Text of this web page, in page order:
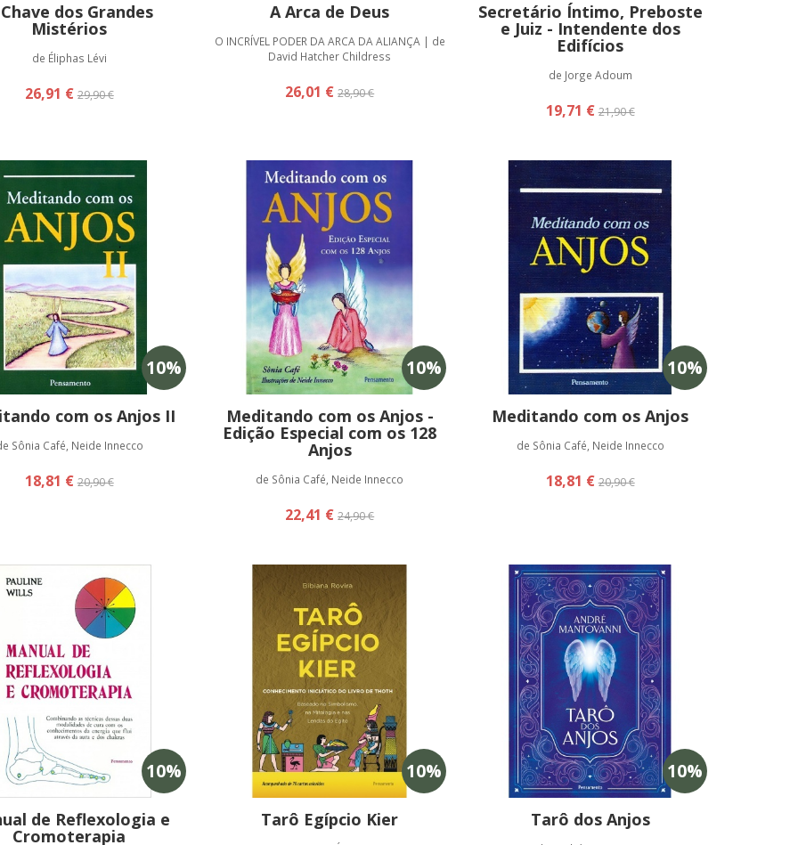
dos Grandes
Mistérios
de Éliphas Lévi
26,91 €29,90 €
A Arca de Deus
O INCRÍVEL PODER DA ARCA DA ALIANÇA | de
David Hatcher Childress
26,01 €28,90 €
Secretário Íntimo, Preboste
e Juiz - Intendente dos
Edifícios
de Jorge Adoum
19,71 €21,90 €
10%
com os Anjos II
Sônia Café, Neide Innecco
18,81 €20,90 €
10%
Meditando com os Anjos -
Edição Especial com os 128
Anjos
de Sônia Café, Neide Innecco
22,41 €24,90 €
10%
Meditando com os Anjos
de Sônia Café, Neide Innecco
18,81 €20,90 €
10%
de Reflexologia e
Cromoterapia
10%
Tarô Egípcio Kier
10%
Tarô dos Anjos